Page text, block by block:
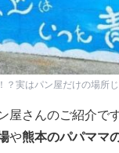
？実はパン屋だけの場所
屋さんのご紹介で
や熊本のパパママ